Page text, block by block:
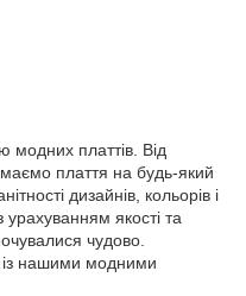
модних платтів. Від
плаття на будь-який
дизайнів, кольорів і
урахуванням якості та
чудово.
із нашими модними